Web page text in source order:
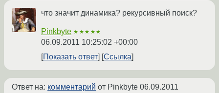
что значит динамика? рекурсивный поиск?
Pinkbyte ★★★★★
06.09.2011 10:25:02 +00:00
Показать ответ
Ссылка
Ответ на: комментарий от Pinkbyte 06.09.2011